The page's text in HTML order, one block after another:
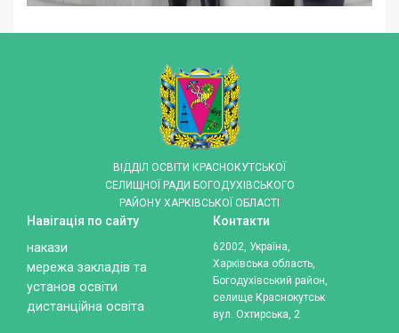
ВІДДІЛ ОСВІТИ КРАСНОКУТСЬКОЇ
СЕЛИЩНОЇ РАДИ БОГОДУХІВСЬКОГО
РАЙОНУ ХАРКІВСЬКОЇ ОБЛАСТІ
Навігація по сайту
накази
мережа закладів та
установ освіти
дистанційна освіта
Контакти
62002, Україна,
Харківська область,
Богодухівський район,
селище Краснокутськ
вул. Охтирська, 2